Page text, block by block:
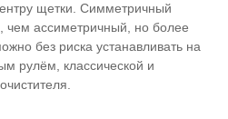
щетки. Симметричный
ассиметричный, но более
без риска устанавливать на
рулём, классической и